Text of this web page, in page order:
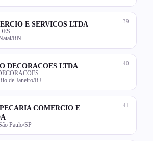
39
E SERVICOS LTDA
RN
40
DECORACOES LTDA
de Janeiro/RJ
41
COMERCIO E
Paulo/SP